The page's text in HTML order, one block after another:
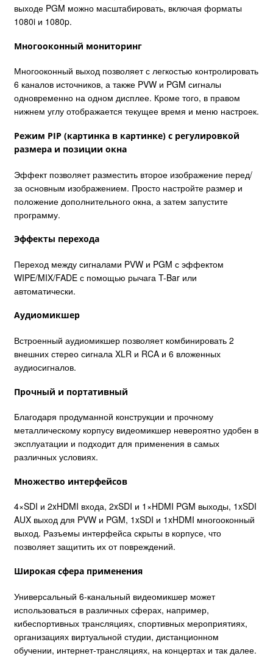
выходе PGM можно масштабировать, включая форматы
1080i и 1080p.
Многооконный мониторинг
Многооконный выход позволяет с легкостью контролировать
6 каналов источников, а также PVW и PGM сигналы
одновременно на одном дисплее. Кроме того, в правом
нижнем углу отображается текущее время и меню настроек.
Режим PIP (картинка в картинке) с регулировкой
размера и позиции окна
Эффект позволяет разместить второе изображение перед/
за основным изображением. Просто настройте размер и
положение дополнительного окна, а затем запустите
программу.
Эффекты перехода
Переход между сигналами PVW и PGM с эффектом
WIPE/MIX/FADE с помощью рычага T-Bar или
автоматически.
Аудиомикшер
Встроенный аудиомикшер позволяет комбинировать 2
внешних стерео сигнала XLR и RCA и 6 вложенных
аудиосигналов.
Прочный и портативный
Благодаря продуманной конструкции и прочному
металлическому корпусу видеомикшер невероятно удобен в
эксплуатации и подходит для применения в самых
различных условиях.
Множество интерфейсов
4×SDI и 2xHDMI входа, 2xSDI и 1×HDMI PGM выходы, 1xSDI
AUX выход для PVW и PGM, 1xSDI и 1xHDMI многооконный
выход. Разъемы интерфейса скрыты в корпусе, что
позволяет защитить их от повреждений.
Широкая сфера применения
Универсальный 6-канальный видеомикшер может
использоваться в различных сферах, например,
кибеспортивных трансляциях, спортивных мероприятиях,
организациях виртуальной студии, дистанционном
обучении, интернет-трансляциях, на концертах и так далее.